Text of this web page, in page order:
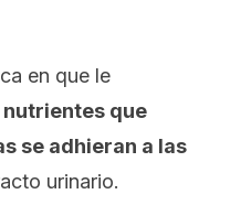
en que le
nutrientes que
se adhieran a las
urinario.